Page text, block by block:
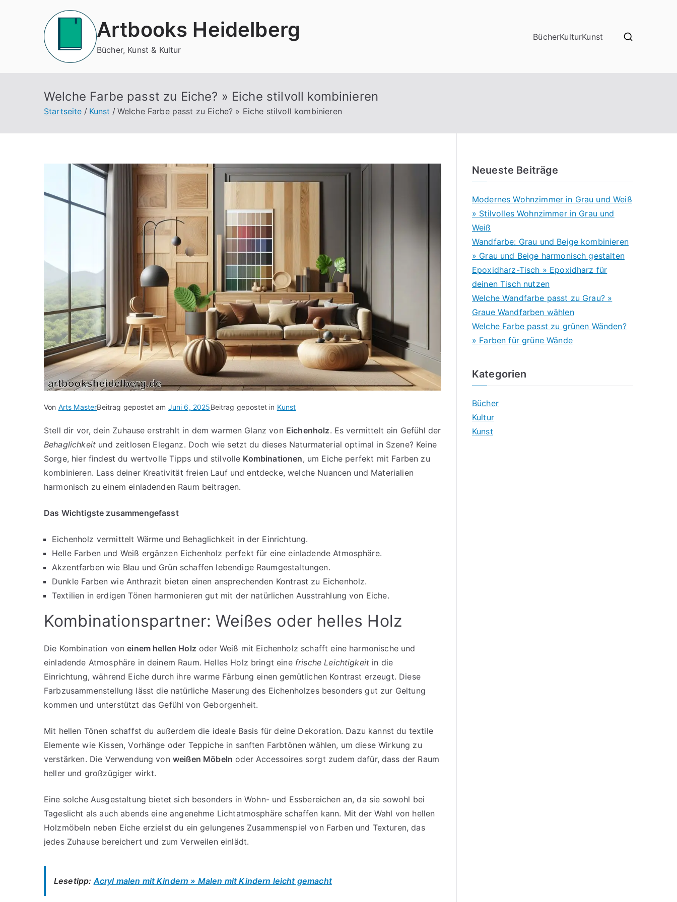
Artbooks Heidelberg
Bücher, Kunst & Kultur
BücherKulturKunst
Welche Farbe passt zu Eiche? » Eiche stilvoll kombinieren
Startseite Kunst Welche Farbe passt zu Eiche? » Eiche stilvoll kombinieren
Von Arts MasterBeitrag gepostet am Juni 6, 2025Beitrag gepostet in Kunst
Stell dir vor, dein Zuhause erstrahlt in dem warmen Glanz von Eichenholz. Es vermittelt ein Gefühl der
Behaglichkeit und zeitlosen Eleganz. Doch wie setzt du dieses Naturmaterial optimal in Szene? Keine
Sorge, hier findest du wertvolle Tipps und stilvolle Kombinationen, um Eiche perfekt mit Farben zu
kombinieren. Lass deiner Kreativität freien Lauf und entdecke, welche Nuancen und Materialien
harmonisch zu einem einladenden Raum beitragen.
Das Wichtigste zusammengefasst
Eichenholz vermittelt Wärme und Behaglichkeit in der Einrichtung.
Helle Farben und Weiß ergänzen Eichenholz perfekt für eine einladende Atmosphäre.
Akzentfarben wie Blau und Grün schaffen lebendige Raumgestaltungen.
Dunkle Farben wie Anthrazit bieten einen ansprechenden Kontrast zu Eichenholz.
Textilien in erdigen Tönen harmonieren gut mit der natürlichen Ausstrahlung von Eiche.
Kombinationspartner: Weißes oder helles Holz
Die Kombination voneinem hellen Holz oder Weiß mit Eichenholz schafft eine harmonische und
einladende Atmosphäre in deinem Raum. Helles Holz bringt eine frische Leichtigkeit in die
Einrichtung, während Eiche durch ihre warme Färbung einen gemütlichen Kontrast erzeugt. Diese
Farbzusammenstellung lässt die natürliche Maserung des Eichenholzes besonders gut zur Geltung
kommen und unterstützt das Gefühl von Geborgenheit.
Mit hellen Tönen schaffst du außerdem die ideale Basis für deine Dekoration. Dazu kannst du textile
Elemente wie Kissen, Vorhänge oder Teppiche in sanften Farbtönen wählen, um diese Wirkung zu
verstärken. Die Verwendung von weißen Möbeln oder Accessoires sorgt zudem dafür, dass der Raum
heller und großzügiger wirkt.
Eine solche Ausgestaltung bietet sich besonders in Wohn- und Essbereichen an, da sie sowohl bei
Tageslicht als auch abends eine angenehme Lichtatmosphäre schaffen kann. Mit der Wahl von hellen
Holzmöbeln neben Eiche erzielst du ein gelungenes Zusammenspiel von Farben und Texturen, das
jedes Zuhause bereichert und zum Verweilen einlädt.
Lesetipp: Acryl malen mit Kindern » Malen mit Kindern leicht gemacht
Neueste Beiträge
Modernes Wohnzimmer in Grau und Weiß
» Stilvolles Wohnzimmer in Grau und
Weiß
Wandfarbe: Grau und Beige kombinieren
» Grau und Beige harmonisch gestalten
Epoxidharz-Tisch » Epoxidharz für
deinen Tisch nutzen
Welche Wandfarbe passt zu Grau? »
Graue Wandfarben wählen
Welche Farbe passt zu grünen Wänden?
» Farben für grüne Wände
Kategorien
Bücher
Kultur
Kunst